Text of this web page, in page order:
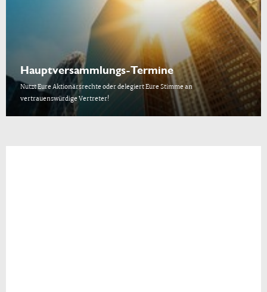
Hauptversammlungs-Termine
Nutzt Eure Aktionärsrechte oder delegiert Eure Stimme an
vertrauenswürdige Vertreter!